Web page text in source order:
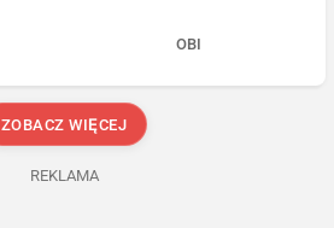
OBI
ZOBACZ WIĘCEJ
REKLAMA